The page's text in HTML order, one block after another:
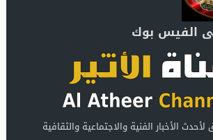
الفيس بوك
الأخبار الفنية والاجتماعية والثقافية